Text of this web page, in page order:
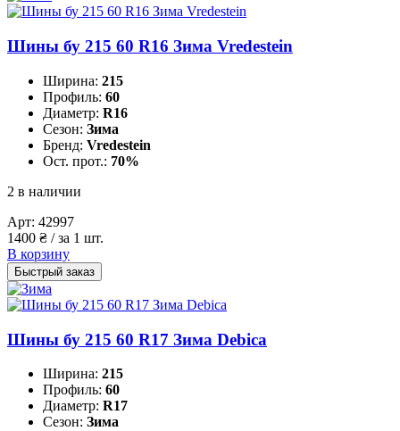
Шины бу 215 60 R16 Зима Vredestein
Ширина: 215
Профиль: 60
Диаметр: R16
Сезон: Зима
Бренд: Vredestein
Ост. прот.: 70%
2 в наличии
Арт: 42997
1400 ₴ / за 1 шт.
В корзину
Быстрый заказ
Шины бу 215 60 R17 Зима Debica
Ширина: 215
Профиль: 60
Диаметр: R17
Сезон: Зима